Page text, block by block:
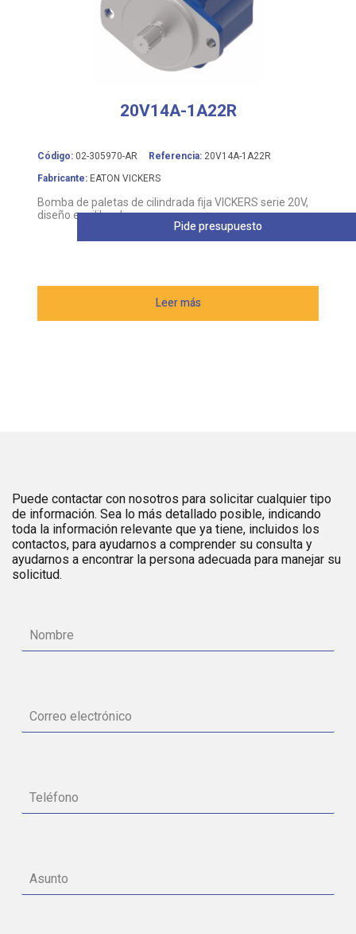
20V14A-1A22R
Código: 02-305970-AR Referencia: 20V14A-1A22R
Fabricante: EATON VICKERS
Bomba de paletas de cilindrada fija VICKERS serie 20V,
diseño equilibrado
Leer más
Pide presupuesto
Puede contactar con nosotros para solicitar cualquier tipo
de información. Sea lo más detallado posible, indicando
toda la información relevante que ya tiene, incluidos los
contactos, para ayudarnos a comprender su consulta y
ayudarnos a encontrar la persona adecuada para manejar su
solicitud.